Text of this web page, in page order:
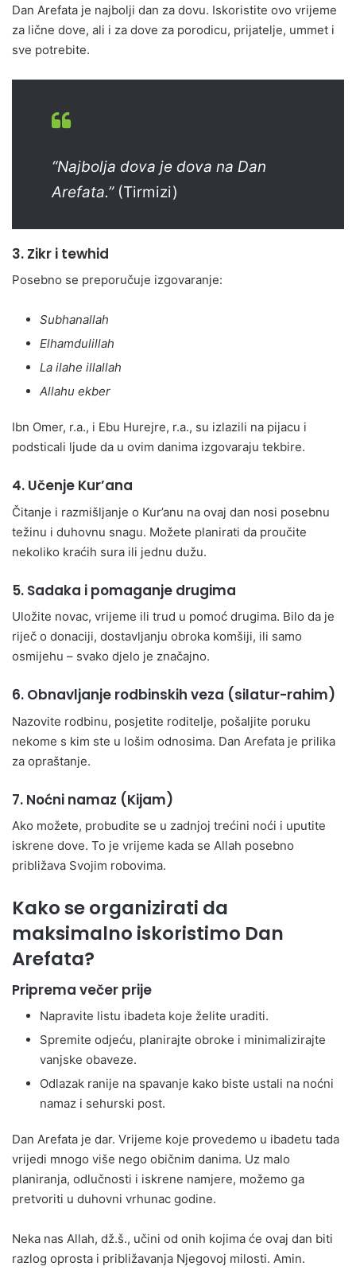
Dan Arefata je najbolji dan za dovu. Iskoristite ovo vrijeme
za lične dove, ali i za dove za porodicu, prijatelje, ummet i
sve potrebite.
“Najbolja dova je dova na Dan
Arefata.”(Tirmizi)
3. Zikr i tewhid
Posebno se preporučuje izgovaranje:
Subhanallah
Elhamdulillah
La ilahe illallah
Allahu ekber
Ibn Omer, r.a., i Ebu Hurejre, r.a., su izlazili na pijacu i
podsticali ljude da u ovim danima izgovaraju tekbire.
4. Učenje Kur’ana
Čitanje i razmišljanje o Kur’anu na ovaj dan nosi posebnu
težinu i duhovnu snagu. Možete planirati da proučite
nekoliko kraćih sura ili jednu dužu.
5. Sadaka i pomaganje drugima
Uložite novac, vrijeme ili trud u pomoć drugima. Bilo da je
riječ o donaciji, dostavljanju obroka komšiji, ili samo
osmijehu – svako djelo je značajno.
6. Obnavljanje rodbinskih veza (silatur-rahim)
Nazovite rodbinu, posjetite roditelje, pošaljite poruku
nekome s kim ste u lošim odnosima. Dan Arefata je prilika
za opraštanje.
7. Noćni namaz (Kijam)
Ako možete, probudite se u zadnjoj trećini noći i uputite
iskrene dove. To je vrijeme kada se Allah posebno
približava Svojim robovima.
Kako se organizirati da
maksimalno iskoristimo Dan
Arefata?
Priprema večer prije
Napravite listu ibadeta koje želite uraditi.
Spremite odjeću, planirajte obroke i minimalizirajte
vanjske obaveze.
Odlazak ranije na spavanje kako biste ustali na noćni
namaz i sehurski post.
Dan Arefata je dar. Vrijeme koje provedemo u ibadetu tada
vrijedi mnogo više nego običnim danima. Uz malo
planiranja, odlučnosti i iskrene namjere, možemo ga
pretvoriti u duhovni vrhunac godine.
Neka nas Allah, dž.š., učini od onih kojima će ovaj dan biti
razlog oprosta i približavanja Njegovoj milosti. Amin.